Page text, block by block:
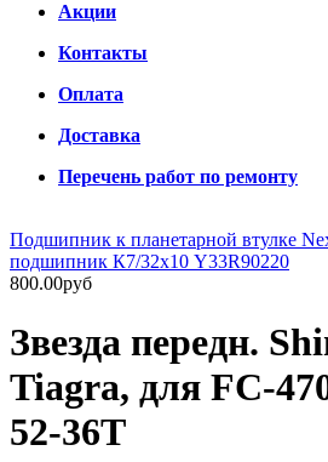
Акции
Контакты
Оплата
Доставка
Перечень работ по ремонту
Подшипник к планетарной втулке
подшипник К7/32х10 Y33R90220
800.00руб
Звезда передн.
Tiagra, для FC-
52-36T